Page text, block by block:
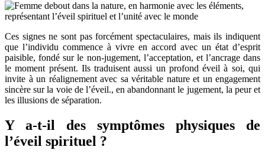
Ces signes ne sont pas forcément spectaculaires, mais ils indiquent
que l’individu commence à vivre en accord avec un état d’esprit
paisible, fondé sur le non-jugement, l’acceptation, et l’ancrage dans
le moment présent. Ils traduisent aussi un profond éveil à soi, qui
invite à un réalignement avec sa véritable nature et un engagement
sincère sur la voie de l’éveil., en abandonnant le jugement, la peur et
les illusions de séparation.
Y a-t-il des symptômes physiques de
l’éveil spirituel ?